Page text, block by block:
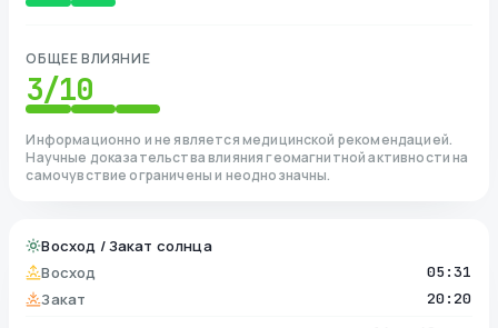
ОБЩЕЕ ВЛИЯНИЕ
3/10
Информационно и не является медицинской рекомендацией.
Научные доказательства влияния геомагнитной активности на
самочувствие ограничены и неоднозначны.
Восход / Закат солнца
Восход
05:31
Закат 20:20